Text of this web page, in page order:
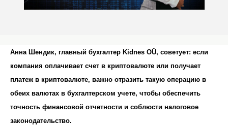
Анна Шендик, главный бухгалтер Kidnes OÜ, советует: если
компания оплачивает счет в криптовалюте или получает
платеж в криптовалюте, важно отразить такую операцию в
обеих валютах в бухгалтерском учете, чтобы обеспечить
точность финансовой отчетности и соблюсти налоговое
законодательство.